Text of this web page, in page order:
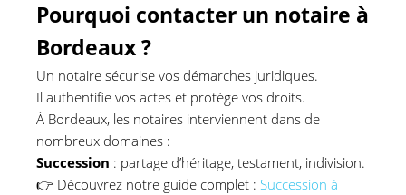
Pourquoi contacter un notaire à
Bordeaux ?
Un notaire sécurise vos démarches juridiques.
Il authentifie vos actes et protège vos droits.
À Bordeaux, les notaires interviennent dans de
nombreux domaines :
Succession : partage d’héritage, testament, indivision.
👉 Découvrez notre guide complet : Succession à